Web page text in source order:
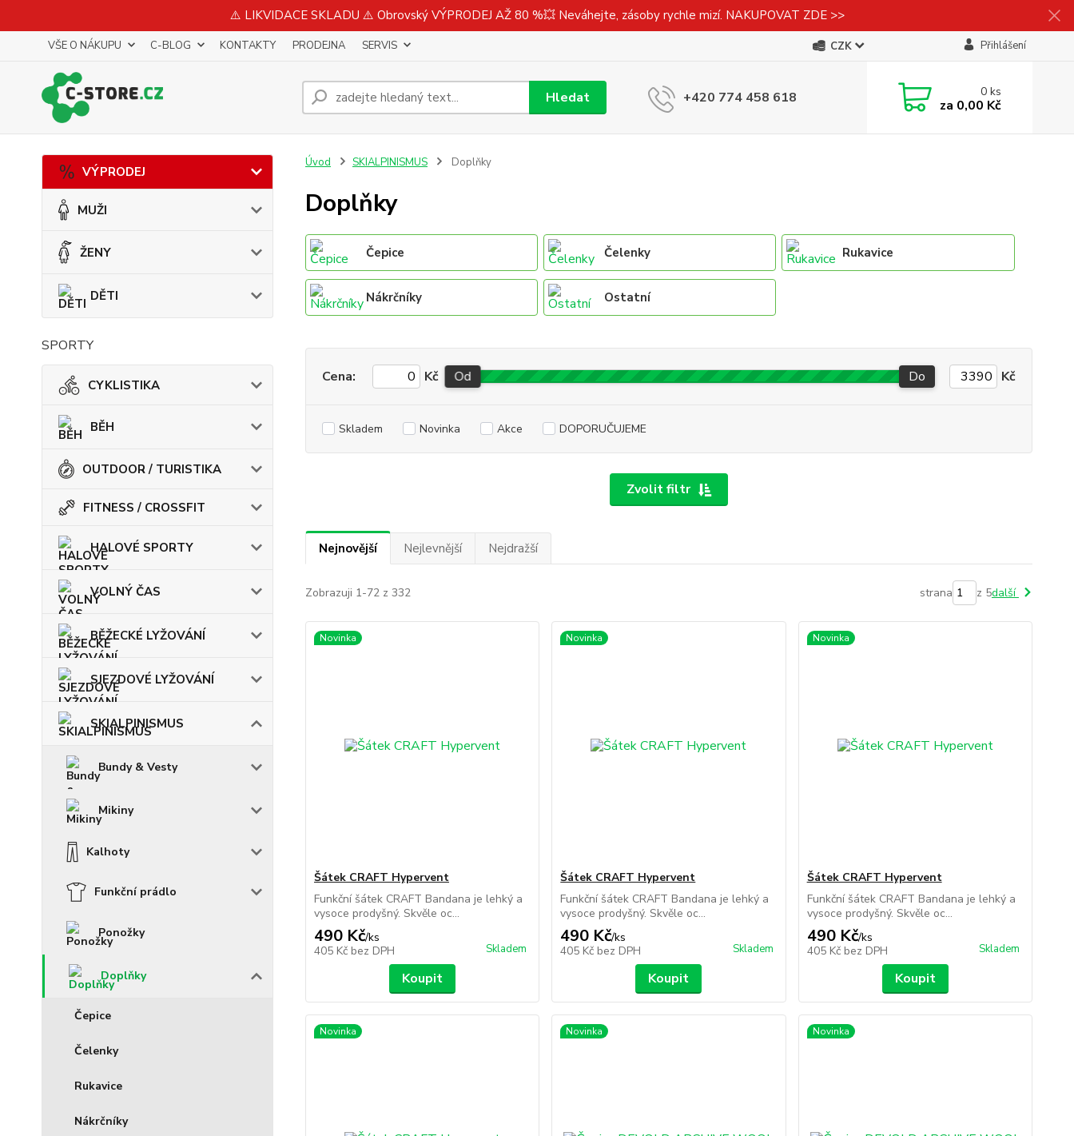
⚠️ LIKVIDACE SKLADU ⚠️ Obrovský VÝPRODEJ AŽ 80 %💥 Neváhejte, zásoby rychle mizí. NAKUPOVAT ZDE >>
VŠE O NÁKUPU C-BLOG KONTAKTY PRODEJNA SERVIS CZK Přihlášení
Hledat +420 774 458 618 0ks
za 0,00 Kč
VÝPRODEJ
MUŽI
ŽENY
DĚTI
SPORTY
CYKLISTIKA
BĚH
OUTDOOR / TURISTIKA
FITNESS / CROSSFIT
HALOVÉ SPORTY
VOLNÝ ČAS
BĚŽECKÉ LYŽOVÁNÍ
SJEZDOVÉ LYŽOVÁNÍ
SKIALPINISMUS
Bundy & Vesty
Mikiny
Kalhoty
Funkční prádlo
Ponožky
Doplňky
Čepice
Čelenky
Rukavice
Nákrčníky
Úvod SKIALPINISMUS Doplňky
Doplňky
Čepice Čelenky Rukavice
Nákrčníky Ostatní
Zvolit filtr
Cena: Kč Od Do Kč
Skladem Novinka Akce DOPORUČUJEME
Nejnovější Nejlevnější Nejdražší
Zobrazuji 1-72 z 332 strana z 5další
Novinka
Šátek CRAFT Hypervent
Funkční šátek CRAFT Bandana je lehký a
vysoce prodyšný. Skvěle oc...
490 Kč/ks
405 Kč bez DPH Skladem
Koupit
Novinka
Šátek CRAFT Hypervent
Funkční šátek CRAFT Bandana je lehký a
vysoce prodyšný. Skvěle oc...
490 Kč/ks
405 Kč bez DPH Skladem
Koupit
Novinka
Šátek CRAFT Hypervent
Funkční šátek CRAFT Bandana je lehký a
vysoce prodyšný. Skvěle oc...
490 Kč/ks
405 Kč bez DPH Skladem
Koupit
Novinka Novinka Novinka